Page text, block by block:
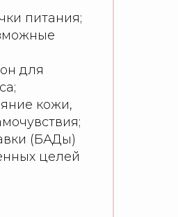
питания;
для
кожи,
(БАДы)
целей